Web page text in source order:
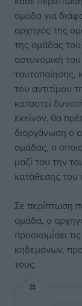
ομάδα για
αρχηγός της
της ομάδας
αστυνομική
ταυτοποίησης,
του αντιτίμου
καταστεί
εκείνον, θα
διοργάνωση ο
ομάδας, ο
μαζί του την
κατάθεσης του
Σε περίπτωση
ομάδα, ο
προσκομίσει
κηδεμόνων,
τους.